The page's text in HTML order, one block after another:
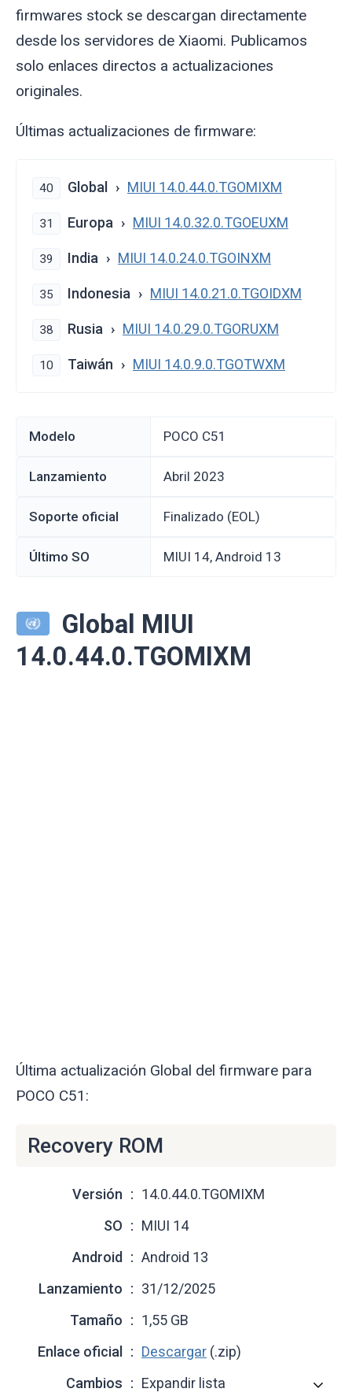
firmwares stock se descargan directamente
desde los servidores de Xiaomi. Publicamos
solo enlaces directos a actualizaciones
originales.
Últimas actualizaciones de firmware:
40 Global MIUI 14.0.44.0.TGOMIXM
31 Europa MIUI 14.0.32.0.TGOEUXM
39 India MIUI 14.0.24.0.TGOINXM
35 Indonesia MIUI 14.0.21.0.TGOIDXM
38 Rusia MIUI 14.0.29.0.TGORUXM
10 Taiwán MIUI 14.0.9.0.TGOTWXM
Modelo POCO C51
Lanzamiento abril 2023
Soporte oficial Finalizado (EOL)
Último SO MIUI 14, Android 13
Global MIUI
14.0.44.0.TGOMIXM
Última actualización Global del firmware para
POCO C51:
Recovery ROM
Versión
14.0.44.0.TGOMIXM
SO
MIUI 14
Android
Android 13
Lanzamiento
31/12/2025
Tamaño
1,55 GB
Enlace oficial
Descargar (.zip)
Cambios
Expandir lista